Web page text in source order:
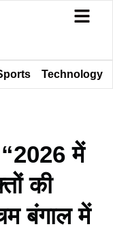
Technology
में
की
बंगाल में